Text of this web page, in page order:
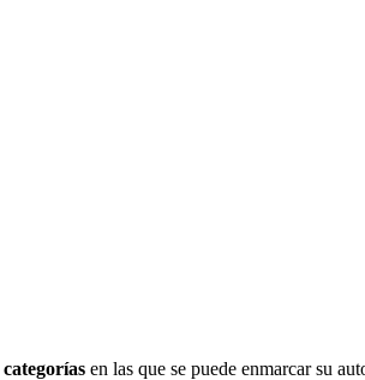
categorías en las que se puede enmarcar su